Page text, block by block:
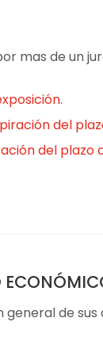
mas de un
del
del plazo
de sus